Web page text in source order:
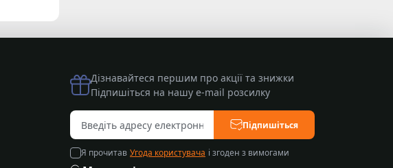
Дізнавайтеся першим про акції та знижки
Підпишіться на нашу e-mail розсилку
Підпишіться
Я прочитав Угода користувача і згоден з вимогами